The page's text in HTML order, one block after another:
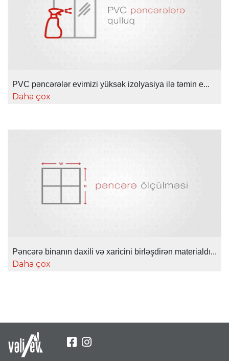
PVC pəncərələr evimizi yüksək izolyasiya ilə təmin e...
Daha çox
Pəncərə binanın daxili və xaricini birləşdirən materialdı...
Daha çox